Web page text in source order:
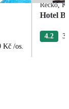
Kč /os.
Řecko,
Hotel
4.2